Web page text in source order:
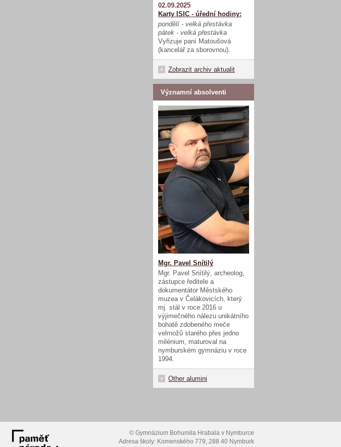
02.09.2025
Karty ISIC - úřední hodiny:
pondělí - velká přestávka
pátek - velká přestávka
Vyřizuje paní Matoušová
(kancelář za sborovnou).
Zobrazit archiv aktualit
Významní absolventi
Mgr. Pavel Snítilý
Mgr. Pavel Snítilý, archeolog,
zástupce ředitele a
dokumentátor Městského
muzea v Čelákovicích, který
mj. stál v roce 2016 u
výjimečného nálezu unikátního
bohatě zdobeného meče
velmožů starého přes jedno
milénium, maturoval na
nymburském gymnáziu v roce
1994.
Other alumini
© Gymnázium Bohumila Hrabala v Nymburce
Adresa školy: Komenského 779, 288 40 Nymburk